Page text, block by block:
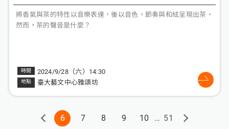
將香氣與茶的特性以音樂表達，後以音色，節奏與和絃呈現出茶，
然而，茶的聲音是什麼？
2024/9/28（六）14:30
臺大藝文中心雅頌坊
6 7 8 9 10 51